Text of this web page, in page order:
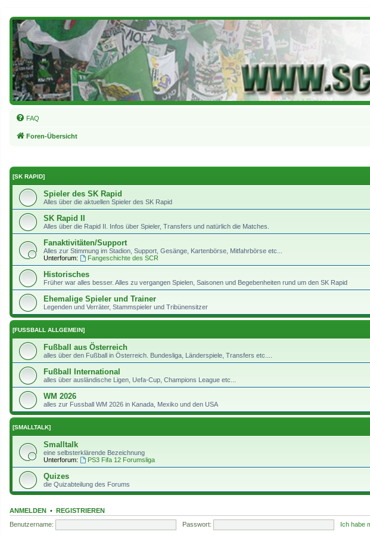
FAQ
Foren-Übersicht
[SK RAPID]
Spieler des SK Rapid
Alles über die aktuellen Spieler des SK Rapid
SK Rapid II
Alles über die Rapid II. Infos über Spieler, Transfers und natürlich die Matches.
Fanaktivitäten/Support
Alles zur Stimmung im Stadion, Support, Gesänge, Kartenbörse, Mitfahrbörse etc...
Unterforum:
Fangeschichte des SCR
Historisches
Früher war alles besser. Alles zu vergangen Spielen, Saisonen und Begebenheiten rund um den SK Rapid
Ehemalige Spieler und Trainer
Legenden und Verräter, Stammspieler und Tribünensitzer
[FUSSBALL ALLGEMEIN]
Fußball aus Österreich
alles über den Fußball in Österreich. Bundesliga, Länderspiele, Transfers etc....
Fußball International
alles über ausländische Ligen, Uefa-Cup, Champions League etc...
WM 2026
alles zur Fussball WM 2026 in Kanada, Mexiko und den USA
[SMALLTALK]
Smalltalk
eine selbsterklärende Bezeichnung
Unterforum:
PS3 Fifa 12 Forumsliga
Quizes
die Quizabteilung des Forums
ANMELDEN • REGISTRIEREN
Benutzername:
Passwort: Ich habe